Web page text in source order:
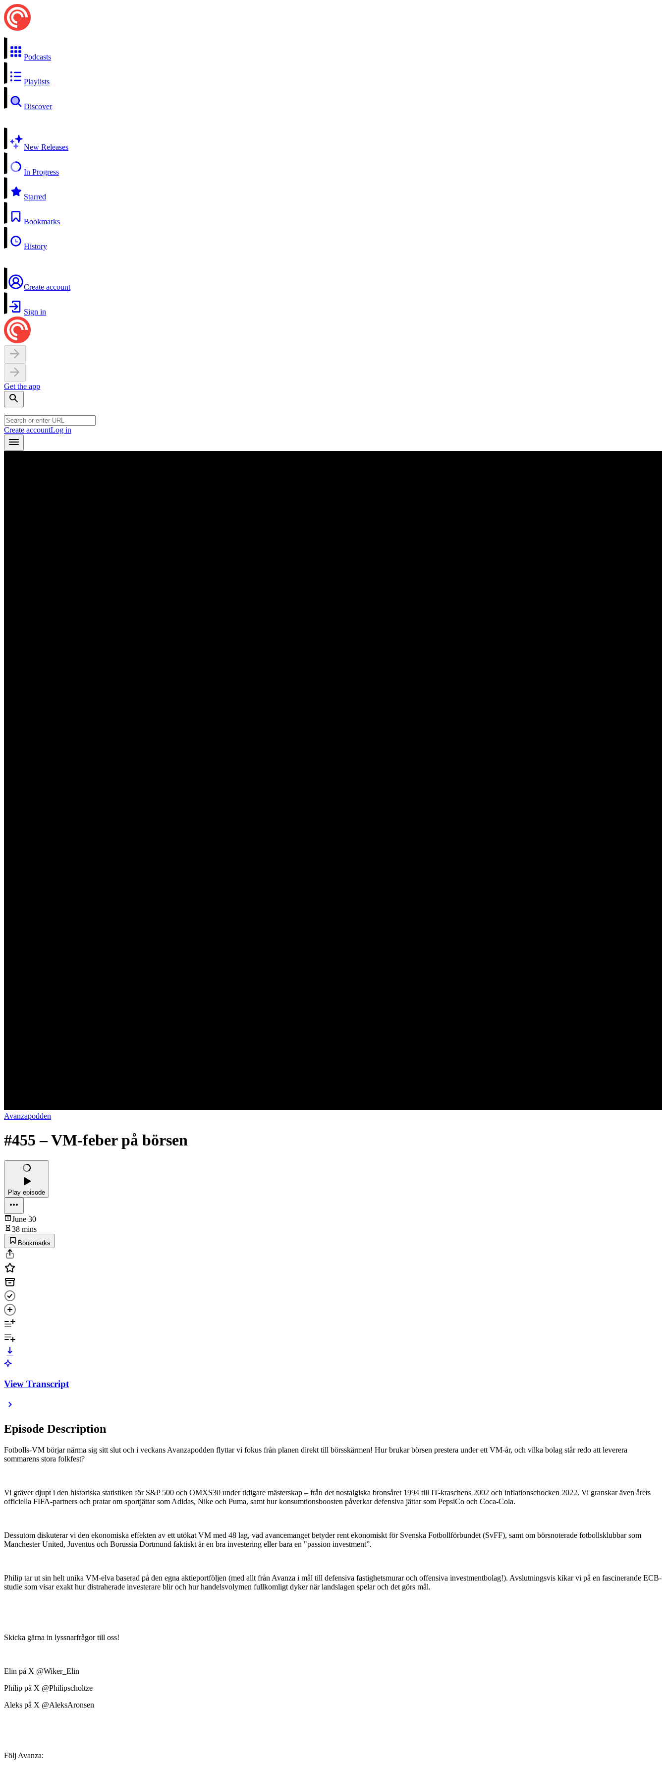
Podcasts
Playlists
Discover
New Releases
In Progress
Starred
Bookmarks
History
Create account
Sign in
Get the app
Create accountLog in
Avanzapodden
#455 – VM-feber på börsen
Play episode
June 30
38 mins
Bookmarks
View Transcript
Episode Description
Fotbolls-VM börjar närma sig sitt slut och i veckans Avanzapodden flyttar vi fokus från planen direkt till börsskärmen! Hur brukar börsen prestera under ett VM-år, och vilka bolag står redo att leverera
sommarens stora folkfest?
Vi gräver djupt i den historiska statistiken för S&P 500 och OMXS30 under tidigare mästerskap – från det nostalgiska bronsåret 1994 till IT-kraschens 2002 och inflationschocken 2022. Vi granskar även årets
officiella FIFA-partners och pratar om sportjättar som Adidas, Nike och Puma, samt hur konsumtionsboosten påverkar defensiva jättar som PepsiCo och Coca-Cola.
Dessutom diskuterar vi den ekonomiska effekten av ett utökat VM med 48 lag, vad avancemanget betyder rent ekonomiskt för Svenska Fotbollförbundet (SvFF), samt om börsnoterade fotbollsklubbar som
Manchester United, Juventus och Borussia Dortmund faktiskt är en bra investering eller bara en "passion investment”.
Philip tar ut sin helt unika VM-elva baserad på den egna aktieportföljen (med allt från Avanza i mål till defensiva fastighetsmurar och offensiva investmentbolag!). Avslutningsvis kikar vi på en fascinerande ECB-
studie som visar exakt hur distraherade investerare blir och hur handelsvolymen fullkomligt dyker när landslagen spelar och det görs mål.
Skicka gärna in lyssnarfrågor till oss!
Elin på X @Wiker_Elin
Philip på X @Philipscholtze
Aleks på X @AleksAronsen
Följ Avanza: